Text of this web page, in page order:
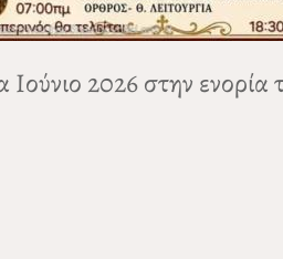
2026 στην